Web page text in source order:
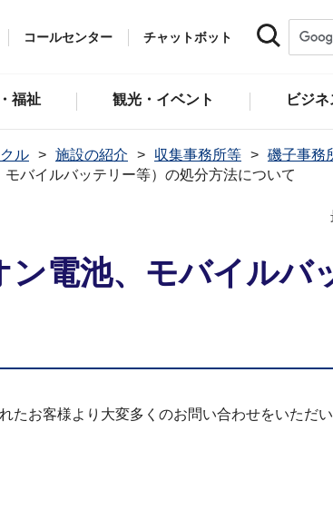
コールセンター チャットボット
福祉 観光・イベント ビジネ
ル 施設の紹介 収集事務所等
磯子事務
バイルバッテリー等）の処分方法について
電池、モバイルバ
お客様より大変多くのお問い合わせをいただい